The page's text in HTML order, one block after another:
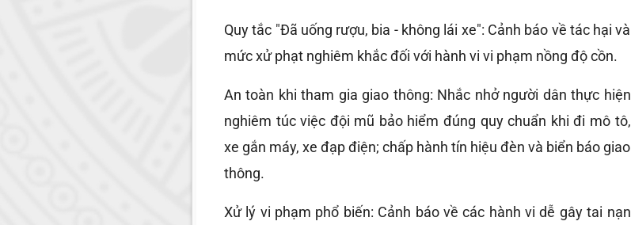
Quy tắc "Đã uống rượu, bia - không lái xe": Cảnh báo về tác hại và
mức xử phạt nghiêm khắc đối với hành vi vi phạm nồng độ cồn.
An toàn khi tham gia giao thông: Nhắc nhở người dân thực hiện
nghiêm túc việc đội mũ bảo hiểm đúng quy chuẩn khi đi mô tô,
xe gắn máy, xe đạp điện; chấp hành tín hiệu đèn và biển báo giao
thông.
Xử lý vi phạm phổ biến: Cảnh báo về các hành vi dễ gây tai nạn